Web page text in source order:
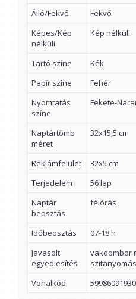
Álló/Fekvő
Fekvő
Képes/Kép
nélküli
Kép nélküli
Tartó színe
Kék
Papír színe
Fehér
Nyomtatás
színe
Fekete-
Naptártömb
méret
32x15,5 cm
Reklámfelület
32x5 cm
Terjedelem
56 lap
Naptár
beosztás
félórás
Időbeosztás
07-18 h
Javasolt
egyediesítés
vakdombor
szitanyomás
Vonalkód